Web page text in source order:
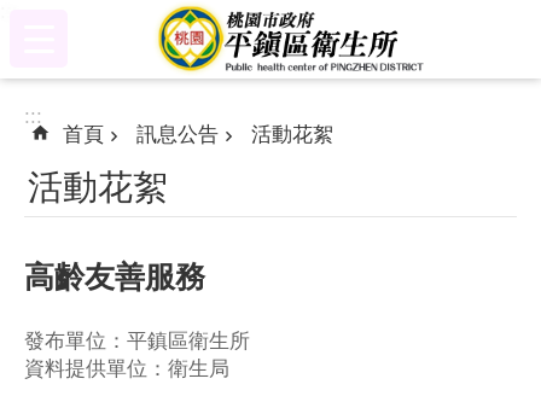
跳到主要內容區塊
:::
首頁 訊息公告 活動花絮
活動花絮
高齡友善服務
發布單位：平鎮區衛生所
資料提供單位：衛生局